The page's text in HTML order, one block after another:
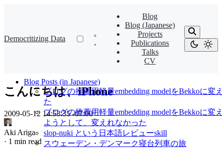
Democritizing Data
Blog
Blog (Japanese)
Projects
Publications
Talks
CV
Blog Posts (in Japanese)
ブログの推薦用軽量embedding modelをBekkoに変
た
ブログの推薦用軽量embedding modelをBekkoに変
ようとして、変えれなかった
slop-nuki という日本語レビューskill
スウェーデン・デンマーク寝台列車の旅
こんにちは、iPhone
2009-05-12 14:53:35 -07:00·
Aki Ariga
· 1 min read